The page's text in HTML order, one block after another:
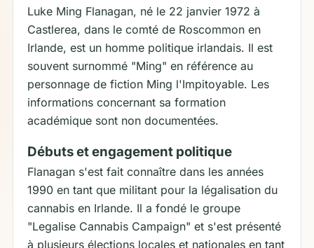
Luke Ming Flanagan, né le 22 janvier 1972 à
Castlerea, dans le comté de Roscommon en
Irlande, est un homme politique irlandais. Il est
souvent surnommé "Ming" en référence au
personnage de fiction Ming l'Impitoyable. Les
informations concernant sa formation
académique sont non documentées.
Débuts et engagement politique
Flanagan s'est fait connaître dans les années
1990 en tant que militant pour la légalisation du
cannabis en Irlande. Il a fondé le groupe
"Legalise Cannabis Campaign" et s'est présenté
à plusieurs élections locales et nationales en tant